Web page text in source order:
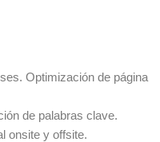
Optimización de página
de palabras clave.
onsite y offsite.